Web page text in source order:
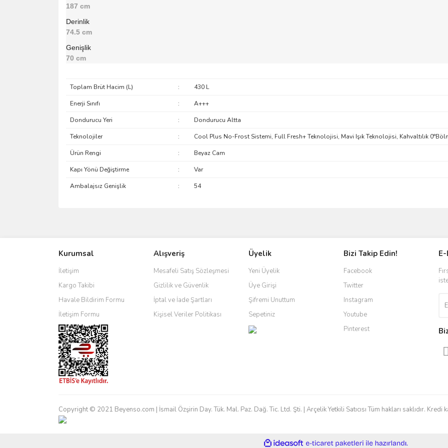
187 cm
Derinlik
74.5 cm
Genişlik
70 cm
Toplam Brüt Hacim (L) : 430 L
Enerji Sınıfı : A+++
Dondurucu Yeri : Dondurucu Altta
Teknolojiler : Cool Plus No-Frost Sistemi, Full Fresh+ Teknolojisi, Mavi Işık Teknolojisi, Kahvaltılık
Ürün Rengi : Beyaz Cam
Kapı Yönü Değiştirme : Var
Ambalajsız Genişlik : 54
Ürün resmi kalitesiz, bozuk veya görüntülenemiyor.
Ürün açıklamasında eksik bilgiler bulunuyor.
Ürün bilgilerinde hatalar bulunuyor.
Ürün fiyatı diğer sitelerden daha pahalı.
Bu ürüne benzer farklı alternatifler olmalı.
Kurumsal
İletişim
Kargo Takibi
Havale Bildirim Formu
İletişim Formu
Alışveriş
Mesafeli Satış Sözleşmesi
Gizlilik ve Güvenlik
İptal ve İade Şartları
Kişisel Veriler Politikası
Üyelik
Yeni Üyelik
Üye Girişi
Şifremi Unuttum
Sepetiniz
Bizi Takip Edin!
Facebook
Twitter
Instagram
Youtube
Pinterest
Copyright © 2021 Beyenso.com | İsmail Özşirin Day. Tük. Mal. Paz. Dağ. Tic. Ltd. Şti. | Arçelik Yetkili Satıcısı Tüm hakları saklıdır.
ideasoft e-